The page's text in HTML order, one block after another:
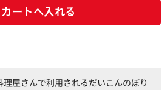
カートへ入れる
屋さんで利用されるだいこんのぼり